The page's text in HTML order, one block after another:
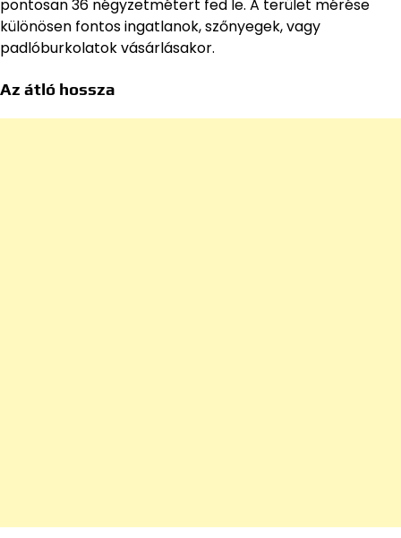
pontosan 36 négyzetmétert fed le. A terület mérése
különösen fontos ingatlanok, szőnyegek, vagy
padlóburkolatok vásárlásakor.
Az átló hossza